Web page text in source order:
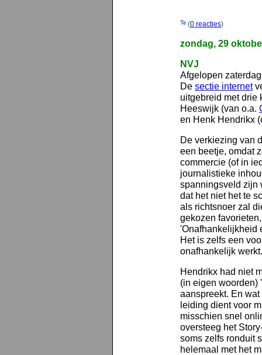
(0 reacties)
zondag, 29
NVJ
Afgelopen
De sectie internet
uitgebreid met drie
Heeswijk (van o.a.
en Henk Hendrikx
De verkiezing van
een beetje, omdat
commercie (of in
journalistieke
spanningsveld zijn
dat het niet het te
als richtsnoer zal
gekozen
'Onafhankelijkheid
Het is zelfs een
onafhankelijk werkt.
Hendrikx had niet
(in eigen woorden)
aanspreekt. En
leiding dient voor
misschien snel
oversteeg het
soms zelfs ronduit
helemaal met het